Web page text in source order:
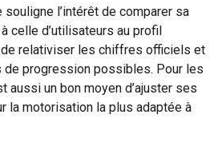
souligne l’intérêt de comparer sa
celle d’utilisateurs au profil
relativiser les chiffres officiels et
de progression possibles. Pour les
aussi un bon moyen d’ajuster ses
la motorisation la plus adaptée à